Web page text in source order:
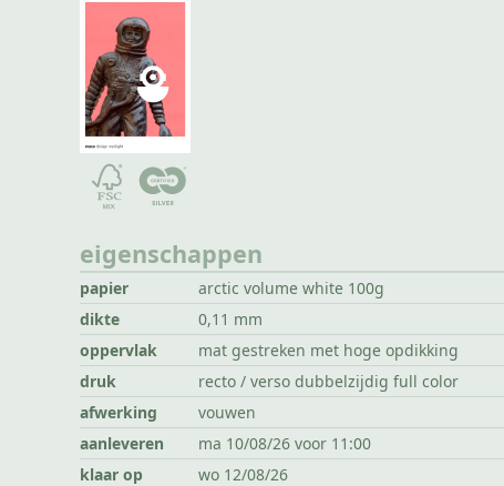
eigenschappen
papier
arctic volume white 100g
dikte
0,11 mm
oppervlak
mat gestreken met hoge opdikking
druk
recto / verso dubbelzijdig full color
afwerking
vouwen
aanleveren
ma 10/08/26 voor 11:00
klaar op
wo 12/08/26